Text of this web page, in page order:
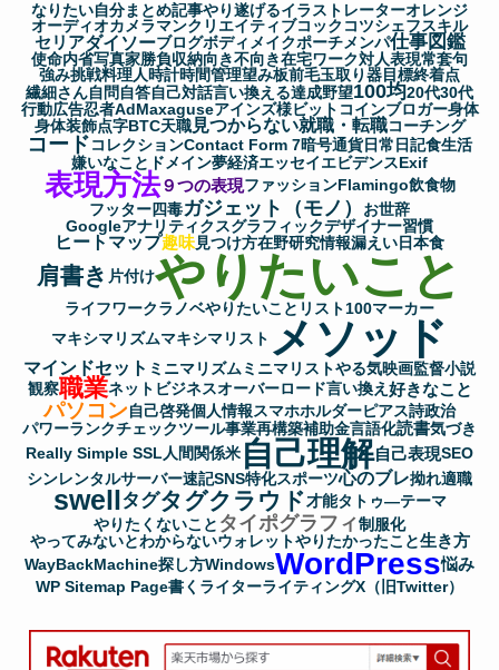
イ
ブ
なりたい自分まとめ記事やり遂げるイラストレーターオレンジ
オーディオカメラマンクリエイティブコック コツシェフスキル
セリアダイソーブログボディメイクポーチメンパ仕事図鑑
使命内省写真家勝負収納向き不向き在宅ワーク対人表現常套句
強み挑戦料理人時計時間管理望み板前毛玉取り器目標終着点
繊細さん自問自答自己対話言い換える達成野望100均20代30代
行動広告忍者AdMaxaguseアインズ様ビットコインブロガー身体
身体装飾点字BTC天職見つからない就職・転職コーチング
コードコレクションContact Form 7暗号通貨日常日記食生活
嫌いなこと ドメイン夢経済エッセイエビデンスExif
表現方法９つの表現ファッションFlamingo飲食物
フッター四毒ガジェット（モノ）
お世辞
Googleアナリティクスグラフィックデザイナー習慣
ヒートマップ趣味見つけ方在野研究情報漏えい日本食
肩書き 片付けやりたいこと
ライフワークラノベやりたいことリスト100マーカー
マキシマリズムマキシマリスト メソッド
マインドセット ミニマリズム ミニマリストやる気映画監督小説
観察職業ネットビジネスオーバーロード言い換え 好きなこと
パソコン自己啓発個人情報スマホホルダーピアス詩政治
パワーランクチェックツール事業再構築補助金言語化読書気づき
Really Simple SSL 人間関係米 自己理解自己表現SEO
シンレンタルサーバー速記SNS特化スポーツ心のブレ拗れ適職
swellタグタグクラウド才能タトゥ―テーマ
やりたくないこと タイポグラフィ制服化
やってみないとわからないウォレットやりたかったこと生き方
WayBackMachine探し方WindowsWordPress悩み
WP Sitemap Page書く ライターライティングX（旧Twitter）